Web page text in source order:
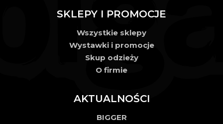
SKLEPY I PROMOCJE
Wszystkie sklepy
Wystawki i promocje
Skup odzieży
O firmie
AKTUALNOŚCI
BIGGER